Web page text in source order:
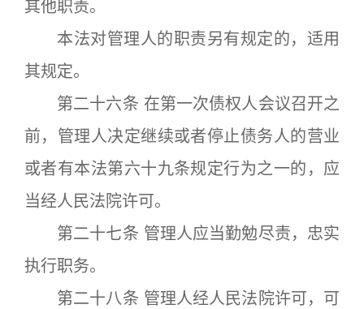
其他职责。
本法对管理人的职责另有规定的，适用
其规定。
第二十六条 在第一次债权人会议召开之
前，管理人决定继续或者停止债务人的营业
或者有本法第六十九条规定行为之一的，应
当经人民法院许可。
第二十七条 管理人应当勤勉尽责，忠实
执行职务。
第二十八条 管理人经人民法院许可，可